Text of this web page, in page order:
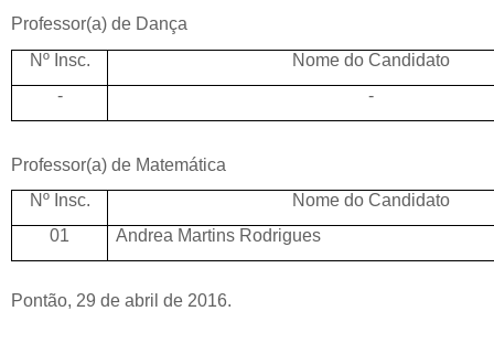
Professor(a) de Dança
Nº Insc.
Nome do Candidato
-
-
Professor(a) de Matemática
Nº Insc.
Nome do Candidato
01
Andrea Martins Rodrigues
Pontão, 29 de abril de 2016.